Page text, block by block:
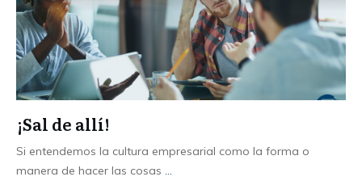
¡Sal de allí!
Si entendemos la cultura empresarial como la forma o
manera de hacer las cosas ...